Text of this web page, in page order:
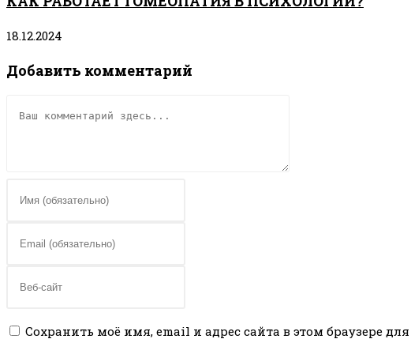
18.12.2024
Добавить комментарий
или
пользователя,
прокомментировать
адрес,
прокомментировать
веб-Сохранить моё имя, email и адрес сайта в этом браузере